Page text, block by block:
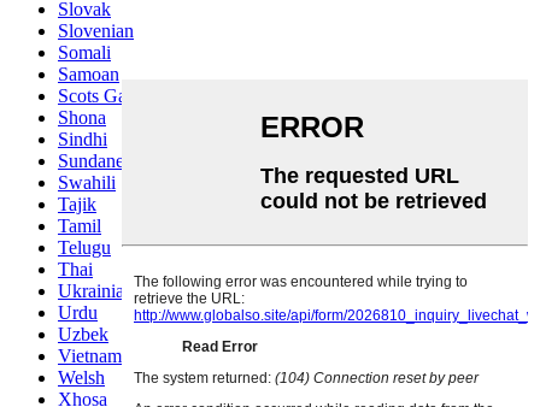
Slovak
Slovenian
Somali
Samoan
Scots Gaelic
Shona
Sindhi
Sundanese
Swahili
Tajik
Tamil
Telugu
Thai
Ukrainian
Urdu
Uzbek
Vietnamese
Welsh
Xhosa